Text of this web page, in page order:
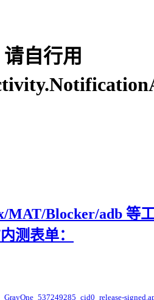
自行用
MAT/Blocker/adb 等
测表单：